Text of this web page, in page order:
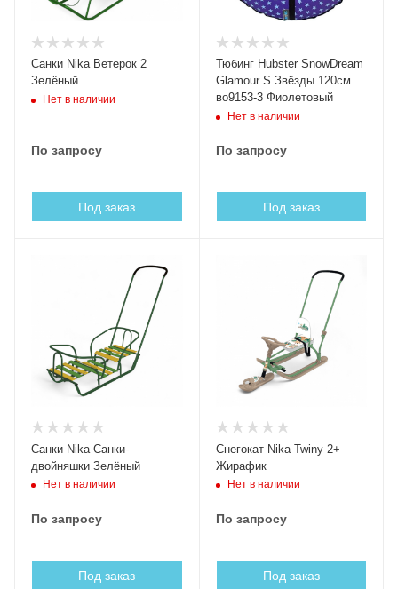
Санки Nika Ветерок 2
Зелёный
Нет в наличии
По запросу
Под заказ
Тюбинг Hubster SnowDream
Glamour S Звёзды 120см
во9153-3 Фиолетовый
Нет в наличии
По запросу
Под заказ
Санки Nika Санки-
двойняшки Зелёный
Нет в наличии
По запросу
Под заказ
Снегокат Nika Twiny 2+
Жирафик
Нет в наличии
По запросу
Под заказ